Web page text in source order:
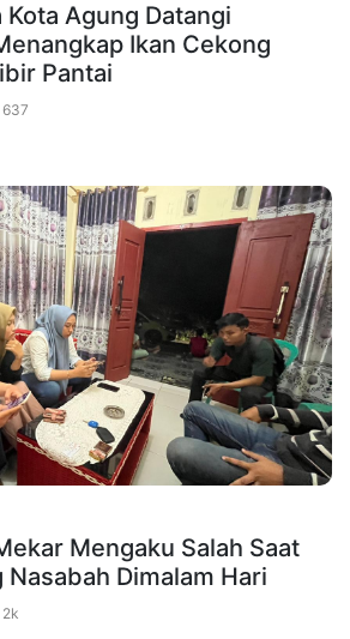
Kota Agung Datangi
Ikan Cekong
Pantai
Mengaku Salah Saat
Dimalam Hari